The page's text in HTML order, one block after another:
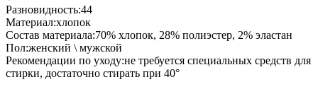
Разновидность:44
Материал:хлопок
Состав материала:70% хлопок, 28% полиэстер, 2% эластан
Пол:женский \ мужской
Рекомендации по уходу:не требуется специальных средств для
стирки, достаточно стирать при 40°